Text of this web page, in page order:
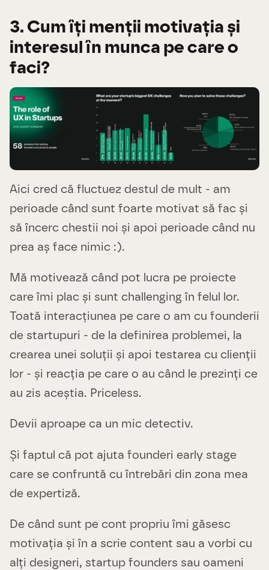
3. Cum îți menții motivația și
interesul în munca pe care o
faci?
Aici cred că fluctuez destul de mult - am
perioade când sunt foarte motivat să fac și
să încerc chestii noi și apoi perioade când nu
prea aș face nimic :).
Mă motivează când pot lucra pe proiecte
care îmi plac și sunt challenging în felul lor.
Toată interacțiunea pe care o am cu founderii
de startupuri - de la definirea problemei, la
crearea unei soluții și apoi testarea cu clienții
lor - și reacția pe care o au când le prezinți ce
au zis aceștia. Priceless.
Devii aproape ca un mic detectiv.
Și faptul că pot ajuta founderi early stage
care se confruntă cu întrebări din zona mea
de expertiză.
De când sunt pe cont propriu îmi găsesc
motivația și în a scrie content sau a vorbi cu
alți designeri, startup founders sau oameni